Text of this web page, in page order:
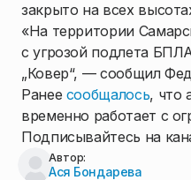
закрыто на всех
«На территории
с угрозой подлета
„Ковер“, — сообщил
Ранее сообщалось, что
временно работает с
Подписывайтесь на
Автор:
Ася Бондарева